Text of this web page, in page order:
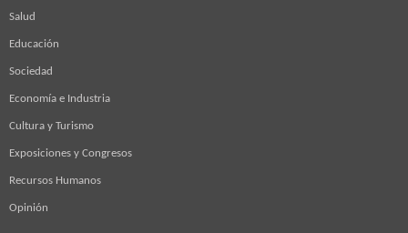
Salud
Educación
Sociedad
Economía e Industria
Cultura y Turismo
Exposiciones y Congresos
Recursos Humanos
Opinión